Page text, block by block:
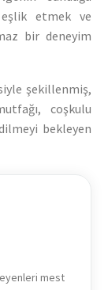
etmek ve
bir deneyim
şekillenmiş,
coşkulu
bekleyen
mest